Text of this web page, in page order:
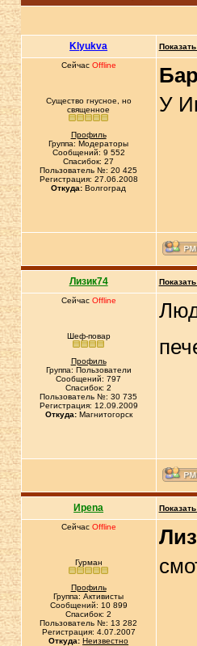
Klyukva
Сейчас Offline
Существо гнусное, но
священное
Профиль
Группа: Модераторы
Сообщений: 9 552
Спасибок: 27
Пользователь №: 20 425
Регистрация: 27.06.2008
Откуда: Волгоград
У
Лизик74
Сейчас Offline
Шеф-повар
Профиль
Группа: Пользователи
Сообщений: 797
Спасибок: 2
Пользователь №: 30 735
Регистрация: 12.09.2009
Откуда:Магнитогорск
Иpena
Сейчас Offline
Гурман
Профиль
Группа: Активисты
Сообщений: 10 899
Спасибок: 2
Пользователь №: 13 282
Регистрация: 4.07.2007
Откуда: Неизвестно